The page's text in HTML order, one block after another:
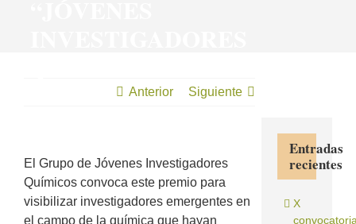
Anterior Siguiente
El Grupo de Jóvenes Investigadores
Químicos convoca este premio para
visibilizar investigadores emergentes en
el campo de la química que hayan
Entradas
recientes
X